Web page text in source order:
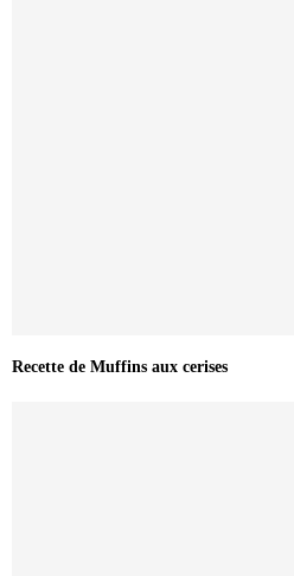
Recette de Muffins aux cerises